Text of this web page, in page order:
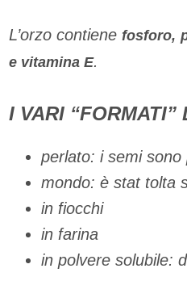
L’orzo contiene fosforo,
e vitamina E.
I VARI “FORMATI”
perlato: i semi
mondo: è stat tolta
in fiocchi
in farina
in polvere solubile: